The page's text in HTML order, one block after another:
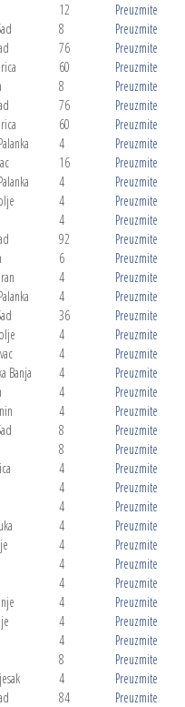
12
Preuzmite
8
Preuzmite
76
Preuzmite
60
Preuzmite
8
Preuzmite
76
Preuzmite
60
Preuzmite
4
Preuzmite
16
Preuzmite
4
Preuzmite
4
Preuzmite
4
Preuzmite
92
Preuzmite
6
Preuzmite
4
Preuzmite
4
Preuzmite
36
Preuzmite
4
Preuzmite
4
Preuzmite
Banja 4
Preuzmite
4
Preuzmite
4
Preuzmite
8
Preuzmite
8
Preuzmite
4
Preuzmite
4
Preuzmite
4
Preuzmite
4
Preuzmite
4
Preuzmite
4
Preuzmite
4
Preuzmite
4
Preuzmite
4
Preuzmite
4
Preuzmite
8
Preuzmite
4
Preuzmite
84
Preuzmite